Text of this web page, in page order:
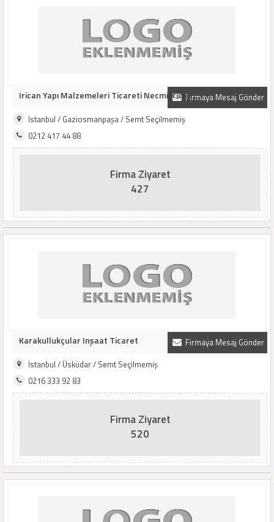
Firmaya Mesaj Gönder
Irican Yapı Malzemeleri Ticareti Necmi Irican..
İstanbul / Gaziosmanpaşa / Semt Seçilmemiş
0212 417 44 88
Firma Ziyaret
427
Firmaya Mesaj Gönder
Karakullukçular Inşaat Ticaret
İstanbul / Üsküdar / Semt Seçilmemiş
0216 333 92 83
Firma Ziyaret
520